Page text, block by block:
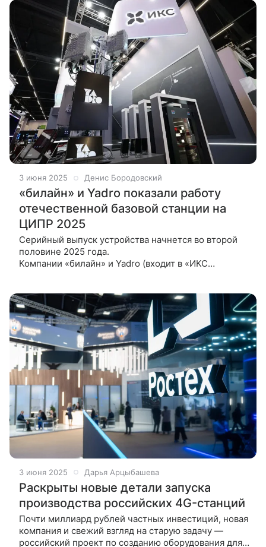
3 июня 2025 Денис Бородовский
«билайн» и Yadro показали работу
отечественной базовой станции на
ЦИПР 2025
Серийный выпуск устройства начнется во второй
половине 2025 года.
Компании «билайн» и Yadro (входит в «ИКС
станции Yadro BTS8100 на
3 июня 2025 Дарья Арцыбашева
Раскрыты новые детали запуска
производства российских 4G-станций
Почти миллиард рублей частных инвестиций, новая
компания и свежий взгляд на старую задачу —
российский проект по созданию оборудования для